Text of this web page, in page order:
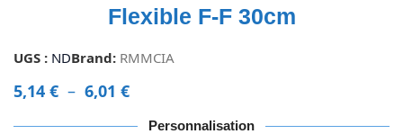
Flexible F-F 30cm
UGS : NDBrand: RMMCIA
5,14 € – 6,01 €
Personnalisation